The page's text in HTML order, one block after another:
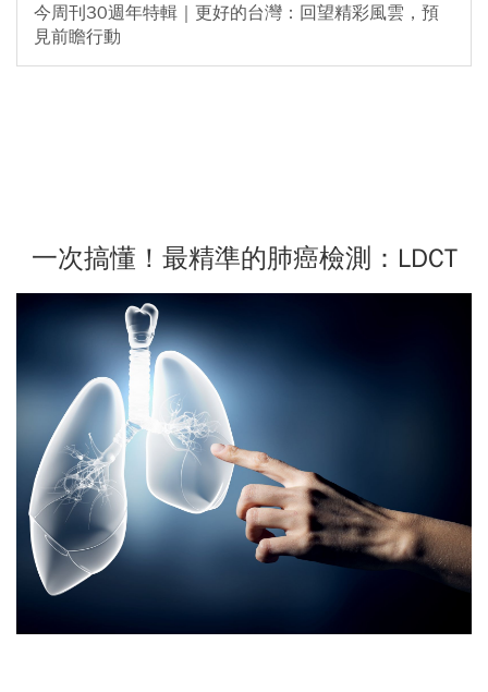
今周刊30週年特輯｜更好的台灣：回望精彩風雲，預
見前瞻行動
一次搞懂！最精準的肺癌檢測：LDCT